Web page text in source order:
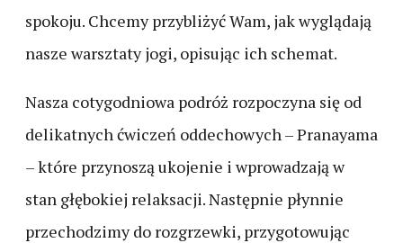
spokoju. Chcemy przybliżyć Wam, jak wyglądają
nasze warsztaty jogi, opisując ich schemat.
Nasza cotygodniowa podróż rozpoczyna się od
delikatnych ćwiczeń oddechowych – Pranayama
– które przynoszą ukojenie i wprowadzają w
stan głębokiej relaksacji. Następnie płynnie
przechodzimy do rozgrzewki, przygotowując